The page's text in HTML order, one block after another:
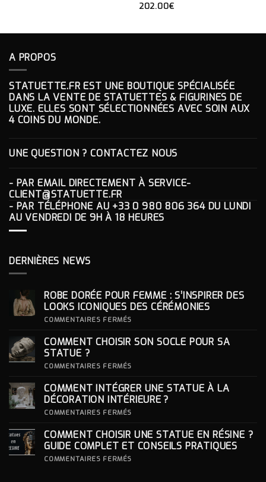
NOTE
202.00€
A PROPOS
STATUETTE.FR EST UNE BOUTIQUE SPÉCIALISÉE
DANS LA VENTE DE STATUETTES & FIGURINES DE
LUXE. ELLES SONT SÉLECTIONNÉES AVEC SOIN AUX
4 COINS DU MONDE.
UNE QUESTION ? CONTACTEZ NOUS
- PAR EMAIL DIRECTEMENT À SERVICE-
CLIENT@STATUETTE.FR
- PAR TÉLÉPHONE AU +33 0 980 806 364DU LUNDI
AU VENDREDI DE 9H À 18 HEURES
DERNIÈRES NEWS
ROBE DORÉE POUR FEMME : S’INSPIRER DES
LOOKS ICONIQUES DES CÉRÉMONIES
COMMENTAIRES FERMÉS
POUR
ICONIQUES
DES
CÉRÉMONIES
COMMENT CHOISIR SON SOCLE POUR SA
STATUE ?
COMMENTAIRES FERMÉS
SON
SOCLE
POUR
COMMENT INTÉGRER UNE STATUE À LA
DÉCORATION INTÉRIEURE ?
COMMENTAIRES FERMÉS
UNE
STATUE
À
COMMENT CHOISIR UNE STATUE EN RÉSINE ?
GUIDE COMPLET ET CONSEILS PRATIQUES
COMMENTAIRES FERMÉS